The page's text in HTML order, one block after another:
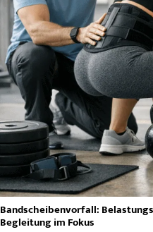
Bandscheibenvorfall:
Begleitung im Fokus